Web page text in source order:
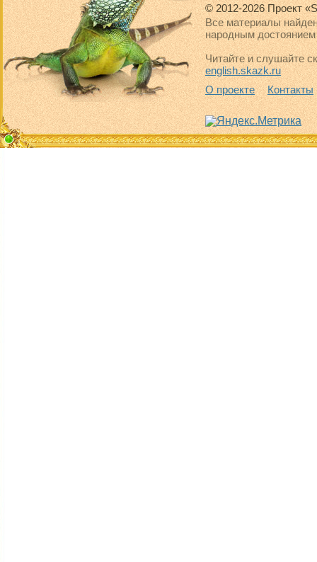
© 2012-2026 Проект
Все материалы
народным достоянием
Читайте и слушайте
english.skazk.ru
О проекте
Контакты